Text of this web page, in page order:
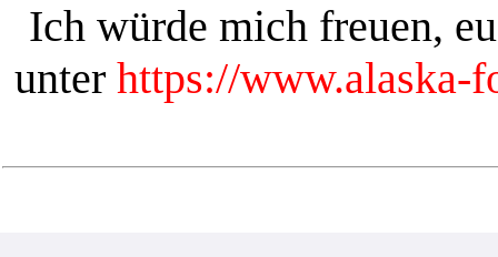
Ich würde mich freuen,
unter https://www.alaska-